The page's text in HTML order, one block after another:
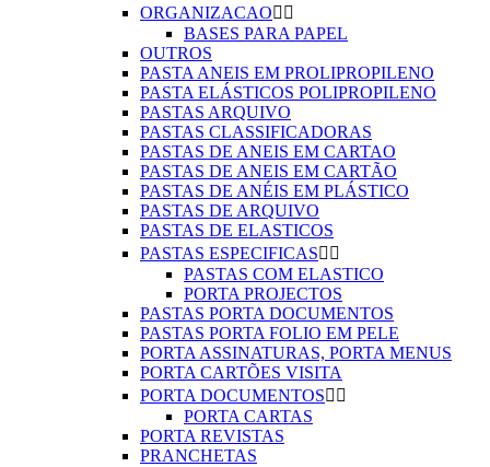
ORGANIZACAO 
BASES PARA PAPEL
OUTROS
PASTA ANEIS EM PROLIPROPILENO
PASTA ELÁSTICOS POLIPROPILENO
PASTAS ARQUIVO
PASTAS CLASSIFICADORAS
PASTAS DE ANEIS EM CARTAO
PASTAS DE ANEIS EM CARTÃO
PASTAS DE ANÉIS EM PLÁSTICO
PASTAS DE ARQUIVO
PASTAS DE ELASTICOS
PASTAS ESPECIFICAS 
PASTAS COM ELASTICO
PORTA PROJECTOS
PASTAS PORTA DOCUMENTOS
PASTAS PORTA FOLIO EM PELE
PORTA ASSINATURAS, PORTA MENUS
PORTA CARTÕES VISITA
PORTA DOCUMENTOS 
PORTA CARTAS
PORTA REVISTAS
PRANCHETAS